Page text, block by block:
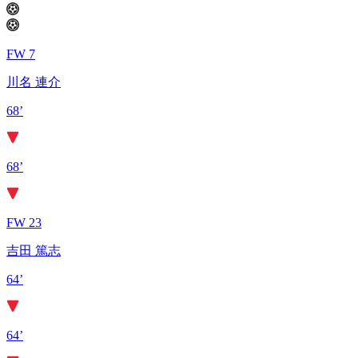
FW 7
川名 連介
68’
68’
FW 23
吉田 篤志
64’
64’